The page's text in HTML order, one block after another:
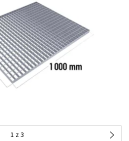
1 z 3